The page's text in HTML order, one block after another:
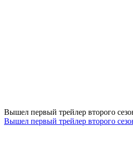
Вышел первый трейлер второго
Вышел первый трейлер второго